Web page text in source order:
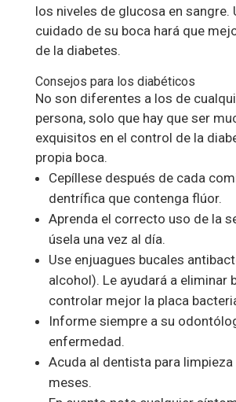
los niveles de glucosa en sangre.
cuidado de su boca hará que
de la diabetes.
Consejos para los diabéticos
No son diferentes a los de
persona, solo que hay que ser
exquisitos en el control de la
propia boca.
Cepíllese después de cada
dentrífica que contenga flúor.
Aprenda el correcto uso de la
úsela una vez al día.
Use enjuagues bucales
alcohol). Le ayudará a eliminar
controlar mejor la placa
Informe siempre a su
enfermedad.
Acuda al dentista para
meses.